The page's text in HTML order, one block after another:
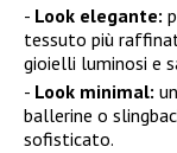
Look elegante:
tessuto più
gioielli luminosi e
Look minimal:
ballerine o
sofisticato.